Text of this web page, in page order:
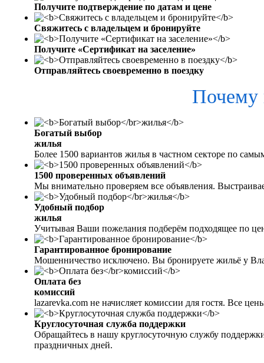
Получите подтверждение по датам и цене
Свяжитесь с владельцем и бронируйте
Получите «Сертификат на заселение»
Отправляйтесь своевременно в поездку
Почему
Богатый выбор
жилья
Более 1500 вариантов жилья в частном секторе по
1500 проверенных объявлений
Мы внимательно проверяем все объявления.
Удобный подбор
жилья
Учитывая Ваши пожелания подберём подходящее по
Гарантированное бронирование
Мошенничество исключено. Вы бронируете жильё у
Оплата без
комиссий
lazarevka.com не начисляет комиссии для гостя. Все
Круглосуточная служба поддержки
Обращайтесь в нашу круглосуточную службу
праздничных дней.